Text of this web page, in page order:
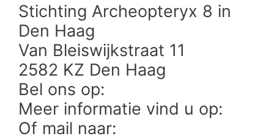
Stichting Archeopteryx 8 in
Den Haag
Van Bleiswijkstraat 11
2582 KZ Den Haag
Bel ons op:
Meer informatie vind u op:
Of mail naar: